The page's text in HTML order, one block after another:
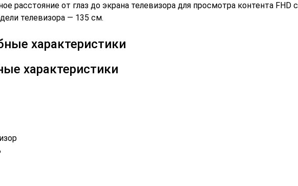
расстояние от глаз до экрана телевизора для просмотра контента FHD с
телевизора — 135 см.
характеристики
характеристики